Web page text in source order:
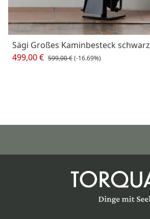
Sägi Großes Kaminbesteck schwarz
499,00 € 599,00 €(-16.69%)